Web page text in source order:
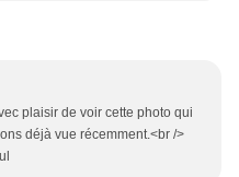
plaisir de voir cette photo qui
déjà vue récemment.<br />